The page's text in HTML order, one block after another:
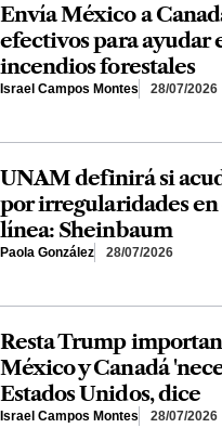
Envía México a
efectivos para ayudar
incendios forestales
Israel Campos Montes 28/07/2026
UNAM definirá si
por irregularidades
línea: Sheinbaum
Paola González 28/07/2026
Resta Trump
México y Canadá
Estados Unidos, dice
Israel Campos Montes 28/07/2026